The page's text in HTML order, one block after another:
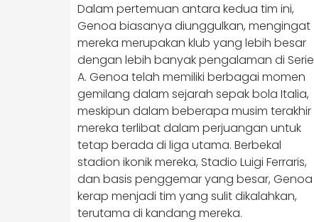
Dalam pertemuan antara kedua tim ini,
Genoa biasanya diunggulkan, mengingat
mereka merupakan klub yang lebih besar
dengan lebih banyak pengalaman di Serie
A. Genoa telah memiliki berbagai momen
gemilang dalam sejarah sepak bola Italia,
meskipun dalam beberapa musim terakhir
mereka terlibat dalam perjuangan untuk
tetap berada di liga utama. Berbekal
stadion ikonik mereka, Stadio Luigi Ferraris,
dan basis penggemar yang besar, Genoa
kerap menjadi tim yang sulit dikalahkan,
terutama di kandang mereka.